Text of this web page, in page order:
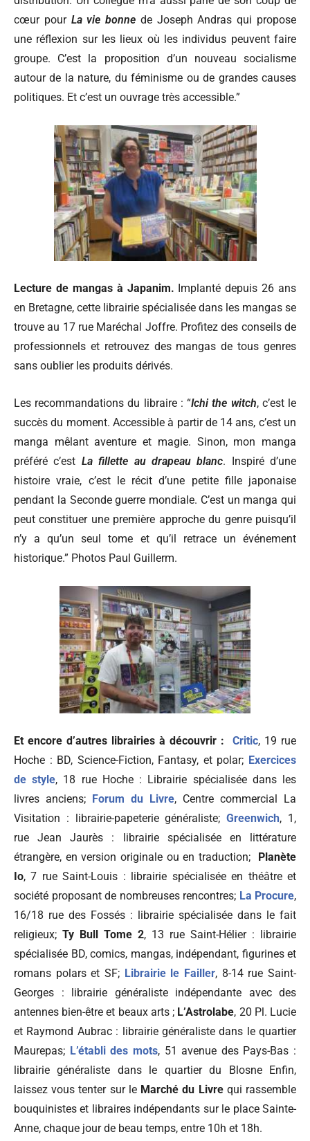
cœur pour La vie bonne de Joseph Andras qui propose
une réflexion sur les lieux où les individus peuvent faire
groupe. C’est la proposition d’un nouveau socialisme
autour de la nature, du féminisme ou de grandes causes
politiques. Et c’est un ouvrage très accessible.”
Lecture de mangas à Japanim. Implanté depuis 26 ans
en Bretagne, cette librairie spécialisée dans les mangas se
trouve au 17 rue Maréchal Joffre. Profitez des conseils de
professionnels et retrouvez des mangas de tous genres
sans oublier les produits dérivés.
Les recommandations du libraire : “Ichi the witch, c’est le
succès du moment. Accessible à partir de 14 ans, c’est un
manga mêlant aventure et magie. Sinon, mon manga
préféré c’est La fillette au drapeau blanc. Inspiré d’une
histoire vraie, c’est le récit d’une petite fille japonaise
pendant la Seconde guerre mondiale. C’est un manga qui
peut constituer une première approche du genre puisqu’il
n’y a qu’un seul tome et qu’il retrace un événement
historique.” Photos Paul Guillerm.
Et encore d’autres librairies à découvrir : Critic, 19 rue
Hoche : BD, Science-Fiction, Fantasy, et polar; Exercices
de style, 18 rue Hoche : Librairie spécialisée dans les
livres anciens; Forum du Livre, Centre commercial La
Visitation : librairie-papeterie généraliste;Greenwich, 1,
rue Jean Jaurès : librairie spécialisée en littérature
étrangère, en version originale ou en traduction; Planète
Io, 7 rue Saint-Louis : librairie spécialisée en théâtre et
société proposant de nombreuses rencontres; La Procure,
16/18 rue des Fossés : librairie spécialisée dans le fait
religieux; Ty Bull Tome 2, 13 rue Saint-Hélier : librairie
spécialisée BD, comics, mangas, indépendant, figurines et
romans polars et SF; Librairie le Failler, 8-14 rue Saint-
Georges : librairie généraliste indépendante avec des
antennes bien-être et beaux arts ; L’Astrolabe, 20 Pl. Lucie
et Raymond Aubrac : librairie généraliste dans le quartier
Maurepas; L’établi des mots, 51 avenue des Pays-Bas :
librairie généraliste dans le quartier du Blosne Enfin,
laissez vous tenter sur le Marché du Livrequi rassemble
bouquinistes et libraires indépendants sur le place Sainte-
Anne, chaque jour de beau temps, entre 10h et 18h.